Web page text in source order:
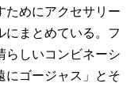
ためにアクセサリー
まとめている。フ
らしいコンビネーシ
にゴージャス」とそ